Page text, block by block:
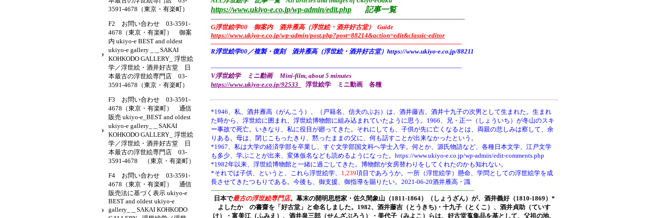
https://www.ukiyo-e.co.jp/wp-admin/edit.php 記事一覧
————————————————————————————————————————
G浮世絵学00 御案内 酒井雁高（浮世絵・酒井好古堂） Guide
https://www.ukiyo-e.co.jp/wp-admin/post.php?post=88214&action=edit&classic-editor
———————————————————————————————————————–
R浮世絵学00／複製・復刻 酒井雁高（浮世絵・酒井好古堂）https://www.ukiyo-e.co.jp/88211
———————————————————————————————————————–
V浮世絵学 ミニ動画 Mini-film, about 5 minutes
https://www.ukiyo-e.co.jp/92533
浮世絵学 ミニ動画 各種
*1946、 私、酒井雁高（がんこう）、（戸籍名、信夫のぶお）は、酒井藤吉、酒井十九子の次男として生まれた。生まれ
た時から、浮世絵に囲まれ、浮世絵博物館に組み込まれていたように思う。1966、兄・正一（しょういち）が冬山のスキ
ー事故で死亡。いきなり、私に役目が廻ってきた。それにしても、子供が先に亡くなるとは、両親の悲しみは察して、余
りある。母は、閉じこもったきり、黙ったままの父に、何も話すことが出来なかったという。
*1967、私は大学の経済学部を卒業し、すぐ文学部国文科へ学士入学。何とか、源氏物語など、各種日本文学、江戸文学
も多少、学ぶことが出来、変体仮名なども読めるようになった。https://www.ukiyo-e.co.jp/wp-admin/edit-comments.php
*1982年以来、浮世絵博物館と一緒に過ごしてきた。博物館が女房替わりをしてくれたのかも知れない。
*それでは子供、というと、これら浮世絵学、 1,239項目であろうか。一所（浮世絵学）懸命、学問としての浮世絵学を成
長させてきたつもりである。今後も、御支援、御指導を賜りたい。2021-06-20酒井雁高・識
—————————————————————————————————————————–
日本で最古の浮世絵専門店。幕末の開明思想家・ 佐久間象山（1811-1864）（しょうざん）が、酒井義好（1810-1869）*
よしたか の書齋を「好古堂」と命名しました。 1982、酒井藤吉（とうきち)・十九子（とくこ）、酒井貞助（ていす
け）・富美江（ふみえ）、酒井泉三郎（せんざぶろう）・美代子（みよこ）らは、好古堂蒐集品を基として、父祖の地、
3591-4678（東京・有楽町）
F2 お問い合わせ 03-3591-
4678（東京・有楽町） 御案
内 ukiyo-e BEST and oldest
ukiyo-e gallery _＿SAKAI
KOHKODO GALLERY_ 浮世絵
学／浮世絵・酒井好古堂 日
本最古の浮世絵専門店 03-
3591-4678（東京・有楽町）
F3 お問い合わせ 03-3591-
4678（東京・有楽町） 通信
販売 ukiyo-e_BEST and oldest
ukiyo-e gallery_＿SAKAI
KOHKODO GALLERY_ 浮世絵
学／浮世絵・酒井好古堂 日
本最古の浮世絵専門店 03-
3591-4678 （東京・有楽町）
F4 お問い合わせ 03-3591-
4678（東京・有楽町） 通信
販売法に基づく表示 ukiyo-e
BEST and oldest ukiyo-e
gallery_＿SAKAI KOHKODO